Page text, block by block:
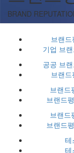
BRAND
브랜
기업 브
공공 브
브랜드
브랜드
브랜드
브랜드
브랜드
테
테